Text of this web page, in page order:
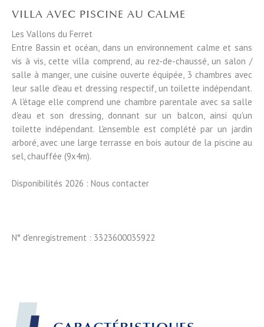
VILLA AVEC PISCINE AU CALME
Les Vallons du Ferret
Entre Bassin et océan, dans un environnement calme et sans
vis à vis, cette villa comprend, au rez-de-chaussé, un salon /
salle à manger, une cuisine ouverte équipée, 3 chambres avec
leur salle d'eau et dressing respectif, un toilette indépendant.
A l'étage elle comprend une chambre parentale avec sa salle
d'eau et son dressing, donnant sur un balcon, ainsi qu'un
toilette indépendant. L'ensemble est complété par un jardin
arboré, avec une large terrasse en bois autour de la piscine au
sel, chauffée (9x4m).
Disponibilités 2026 : Nous contacter
N° d'enregistrement : 3323600035922